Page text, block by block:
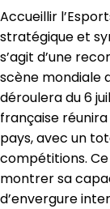
Accueillir
stratégique et
s’agit d’une
scène mondiale
déroulera du 6
française
pays, avec un
compétitions.
montrer sa
d’envergure